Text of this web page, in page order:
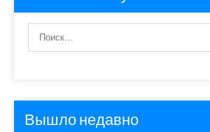
Вышло недавно